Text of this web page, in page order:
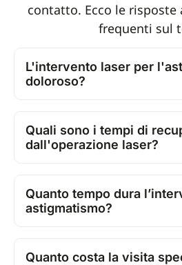
contatto. Ecco le risposte
frequenti sul
L'intervento laser per
doloroso?
Quali sono i tempi di
dall'operazione laser?
Quanto tempo dura
astigmatismo?
Quanto costa la visita